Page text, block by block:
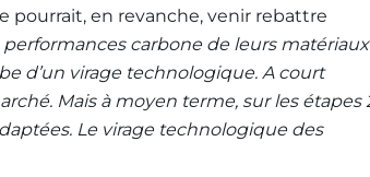
pourrait, en revanche, venir rebattre
performances carbone de leurs
d’un virage technologique. A court
Mais à moyen terme, sur les étapes
Le virage technologique des